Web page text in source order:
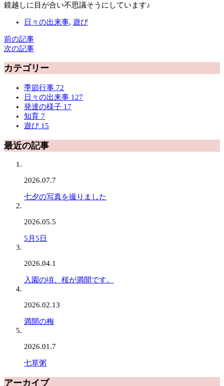
鏡越しに目が合い不思議そうにしています♪
日々の出来事, 遊び
前の記事
次の記事
カテゴリー
季節行事 72
日々の出来事 127
発達の様子 17
知育 7
遊び 15
最近の記事
2026.07.7
七夕の写真を撮りました
2026.05.5
5月5日
2026.04.1
入園の頃、桜が満開です。
2026.02.13
満開の梅
2026.01.7
七草粥
アーカイブ